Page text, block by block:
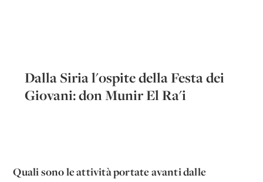
Dalla Siria l'ospite della Festa dei
Giovani: don Munir El Ra'i
Quali sono le attività portate avanti dalle